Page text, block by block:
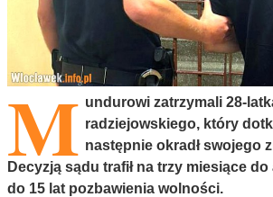
M undurowi zatrzymali 28-
radziejowskiego, który
następnie okradł swojego
Decyzją sądu trafił na trzy miesiące
do 15 lat pozbawienia wolności.